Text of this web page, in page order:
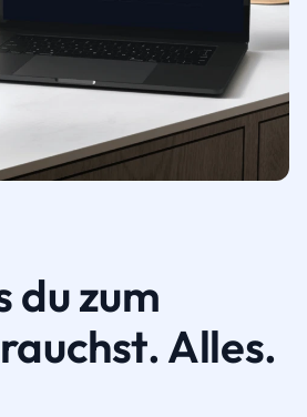
du zum
Alles.